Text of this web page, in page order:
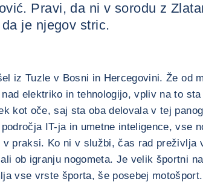
Pravi, da ni v sorodu z
je njegov stric.
iz Tuzle v Bosni in Hercegovini. Že od
elektriko in tehnologijo, vpliv na to
kot oče, saj sta oba delovala v tej
IT-ja in umetne inteligence, vse
v praksi. Ko ni v službi, čas rad preživlja
ob igranju nogometa. Je velik športni
vse vrste športa, še posebej